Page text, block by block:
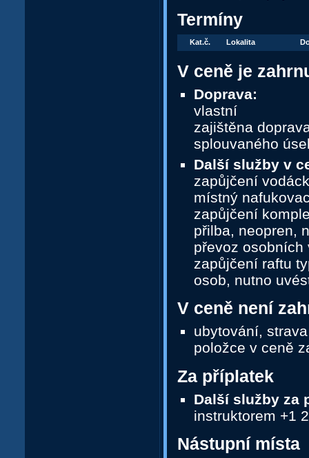
Termíny
Kat.č. Lokalita
V ceně je
Doprava:
vlastní
zajištěna
splouvaného
Další služby v
zapůjčení
místný
zapůjčení
přilba, neopren,
převoz osobních
zapůjčení raftu
osob, nutno
V ceně není
ubytování,
položce v ceně
Za příplatek
Další služby za
instruktorem +1
Nástupní místa